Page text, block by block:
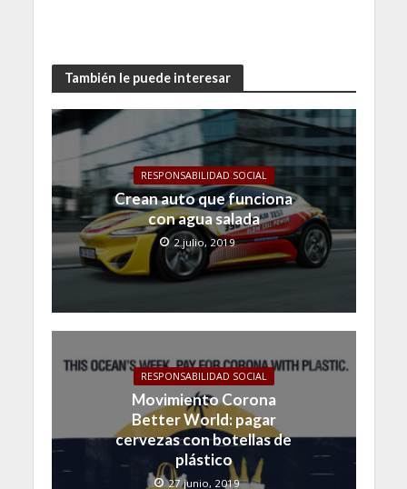
También le puede interesar
RESPONSABILIDAD SOCIAL
Crean auto que funciona
con agua salada
2 julio, 2019
RESPONSABILIDAD SOCIAL
Movimiento Corona
Better World: pagar
cervezas con botellas de
plástico
27 junio, 2019